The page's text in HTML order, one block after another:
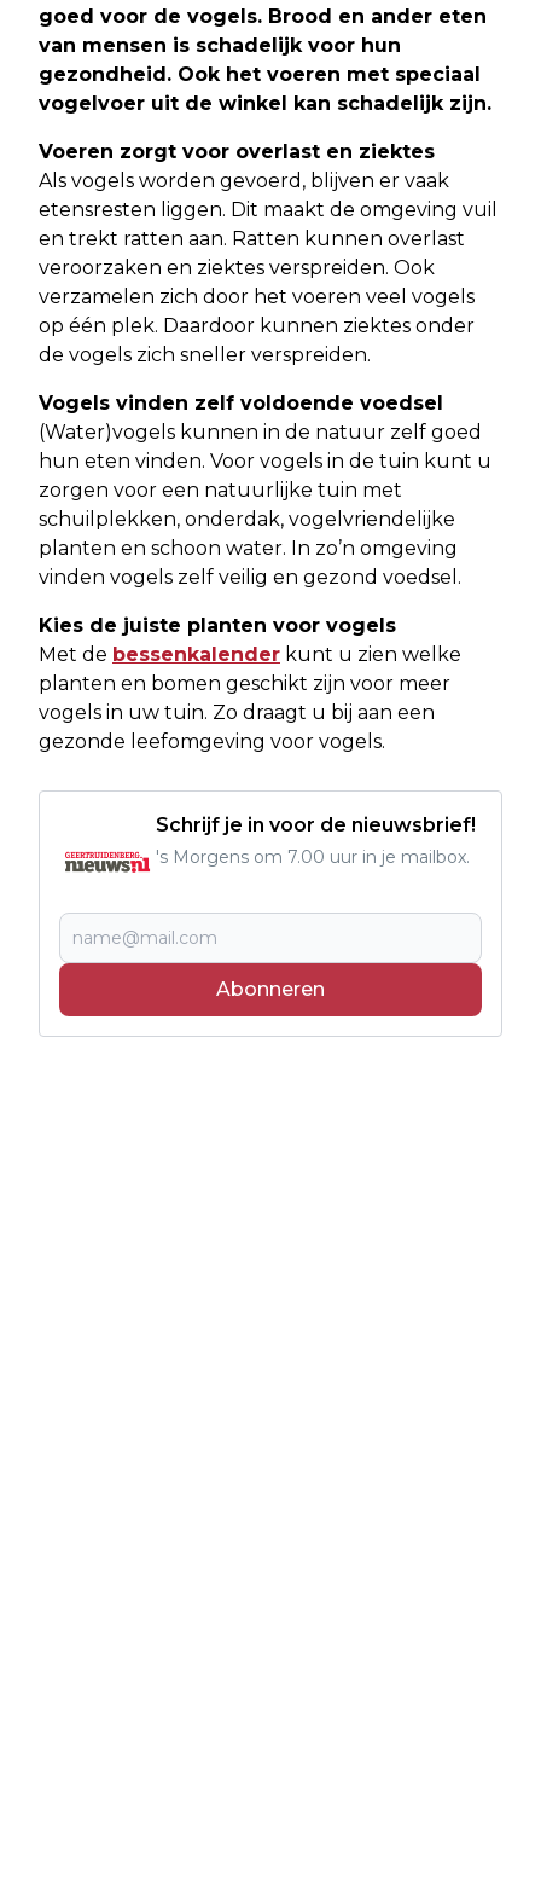
goed voor de vogels. Brood en ander eten
van mensen is schadelijk voor hun
gezondheid. Ook het voeren met speciaal
vogelvoer uit de winkel kan schadelijk zijn.
Voeren zorgt voor overlast en ziektes
Als vogels worden gevoerd, blijven er vaak
etensresten liggen. Dit maakt de omgeving vuil
en trekt ratten aan. Ratten kunnen overlast
veroorzaken en ziektes verspreiden. Ook
verzamelen zich door het voeren veel vogels
op één plek. Daardoor kunnen ziektes onder
de vogels zich sneller verspreiden.
Vogels vinden zelf voldoende voedsel
(Water)vogels kunnen in de natuur zelf goed
hun eten vinden. Voor vogels in de tuin kunt u
zorgen voor een natuurlijke tuin met
schuilplekken, onderdak, vogelvriendelijke
planten en schoon water. In zo’n omgeving
vinden vogels zelf veilig en gezond voedsel.
Kies de juiste planten voor vogels
Met de bessenkalender kunt u zien welke
planten en bomen geschikt zijn voor meer
vogels in uw tuin. Zo draagt u bij aan een
gezonde leefomgeving voor vogels.
Schrijf je in voor de nieuwsbrief!
's Morgens om 7.00 uur in je mailbox.
Abonneren